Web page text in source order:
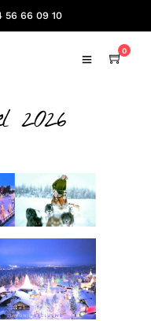
56 66 09 10
0
2026